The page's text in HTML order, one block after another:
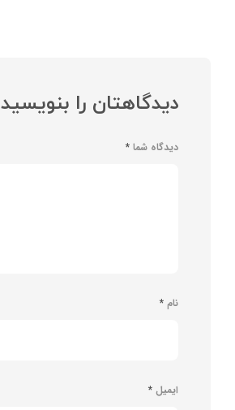
دیدگاهتان را بنویسید
دیدگاه شما *
نام *
ایمیل *